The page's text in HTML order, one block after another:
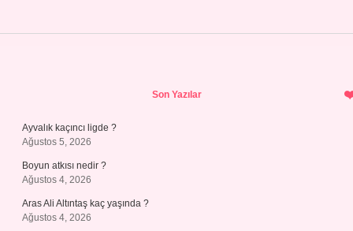
Son Yazılar
Ayvalık kaçıncı ligde ?
Ağustos 5, 2026
Boyun atkısı nedir ?
Ağustos 4, 2026
Aras Ali Altıntaş kaç yaşında ?
Ağustos 4, 2026